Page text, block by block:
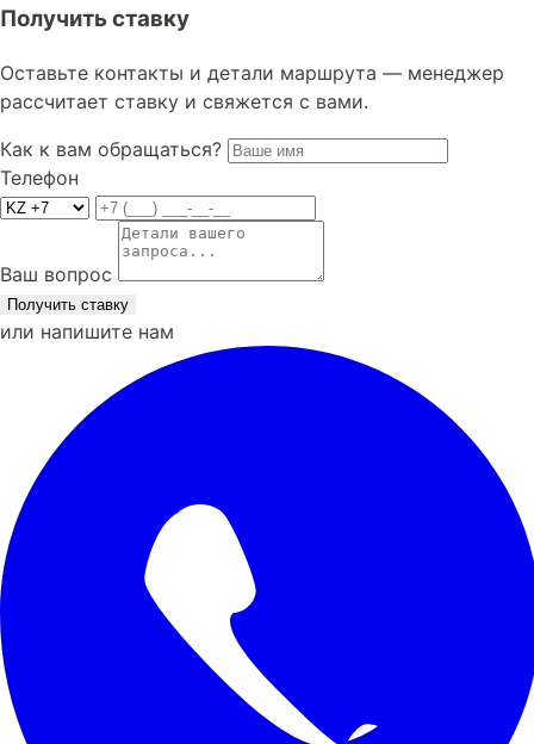
Получить ставку
Оставьте контакты и детали маршрута — менеджер
рассчитает ставку и свяжется с вами.
Как к вам обращаться?
Телефон
Ваш вопрос
Получить ставку
или напишите нам